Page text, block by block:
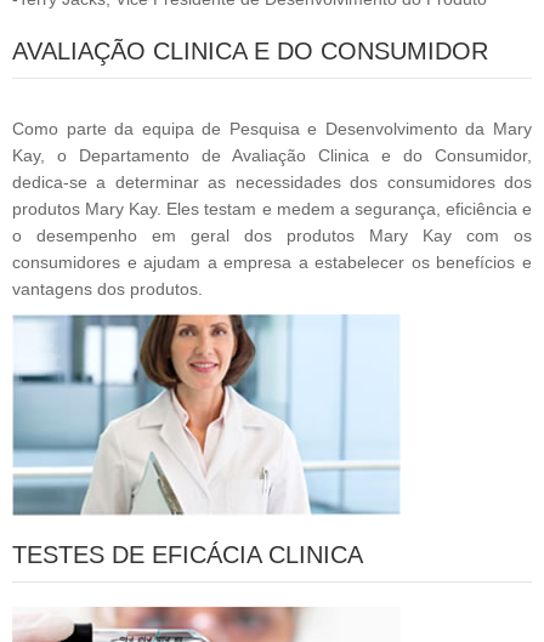
AVALIAÇÃO CLINICA E DO CONSUMIDOR
Como parte da equipa de Pesquisa e Desenvolvimento da Mary
Kay, o Departamento de Avaliação Clinica e do Consumidor,
dedica-se a determinar as necessidades dos consumidores dos
produtos Mary Kay. Eles testam e medem a segurança, eficiência e
o desempenho em geral dos produtos Mary Kay com os
consumidores e ajudam a empresa a estabelecer os benefícios e
vantagens dos produtos.
TESTES DE EFICÁCIA CLINICA